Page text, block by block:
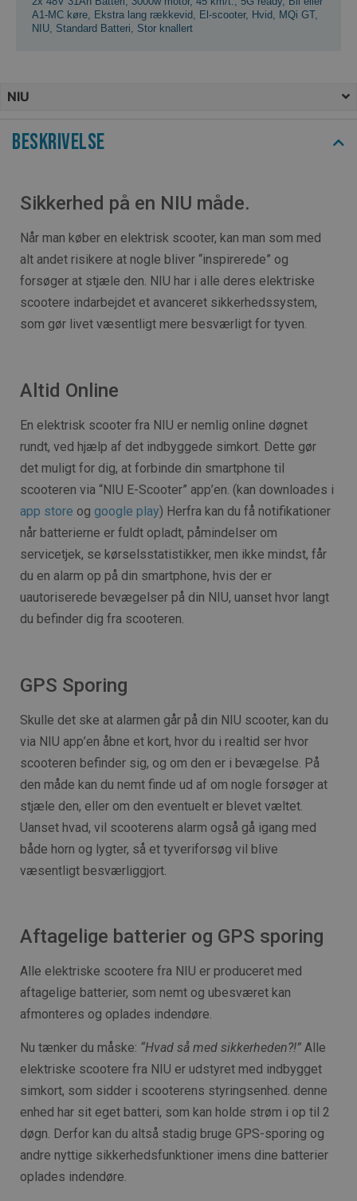
A1-MC køre Ekstra lang rækkevid El-scooter, Hvid MQi GT,
NIU Standard Batteri Stor knallert
NIU
Beskrivelse
Sikkerhed på en NIU måde.
Når man køber en elektrisk scooter, kan man som med
alt andet risikere at nogle bliver “inspirerede” og
forsøger at stjæle den. NIU har i alle deres elektriske
scootere indarbejdet et avanceret sikkerhedssystem,
som gør livet væsentligt mere besværligt for tyven.
Altid Online
En elektrisk scooter fra NIU er nemlig online døgnet
rundt, ved hjælp af det indbyggede simkort. Dette gør
det muligt for dig, at forbinde din smartphone til
scooteren via “NIU E-Scooter” app’en. (kan downloades i
app store og google play) Herfra kan du få notifikationer
når batterierne er fuldt opladt, påmindelser om
servicetjek, se kørselsstatistikker, men ikke mindst, får
du en alarm op på din smartphone, hvis der er
uautoriserede bevægelser på din NIU, uanset hvor langt
du befinder dig fra scooteren.
GPS Sporing
Skulle det ske at alarmen går på din NIU scooter, kan du
via NIU app’en åbne et kort, hvor du i realtid ser hvor
scooteren befinder sig, og om den er i bevægelse. På
den måde kan du nemt finde ud af om nogle forsøger at
stjæle den, eller om den eventuelt er blevet væltet.
Uanset hvad, vil scooterens alarm også gå igang med
både horn og lygter, så et tyveriforsøg vil blive
væsentligt besværliggjort.
Aftagelige batterier og GPS sporing
Alle elektriske scootere fra NIU er produceret med
aftagelige batterier, som nemt og ubesværet kan
afmonteres og oplades indendøre.
Nu tænker du måske: “Hvad så med sikkerheden?!” Alle
elektriske scootere fra NIU er udstyret med indbygget
simkort, som sidder i scooterens styringsenhed. denne
enhed har sit eget batteri, som kan holde strøm i op til 2
døgn. Derfor kan du altså stadig bruge GPS-sporing og
andre nyttige sikkerhedsfunktioner imens dine batterier
oplades indendøre.